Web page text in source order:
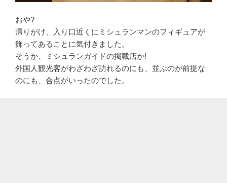
おや?
帰りがけ、入り口近くにミシュランマンのフィギュアが
飾ってあることに気付きました。
そうか、ミシュランガイドの掲載店か!
外国人観光客がわざわざ訪れるのにも、並ぶのが前提な
のにも、合点がいったのでした。